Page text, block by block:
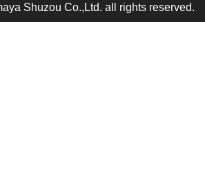
Shuzou Co.,Ltd. all rights reserved.